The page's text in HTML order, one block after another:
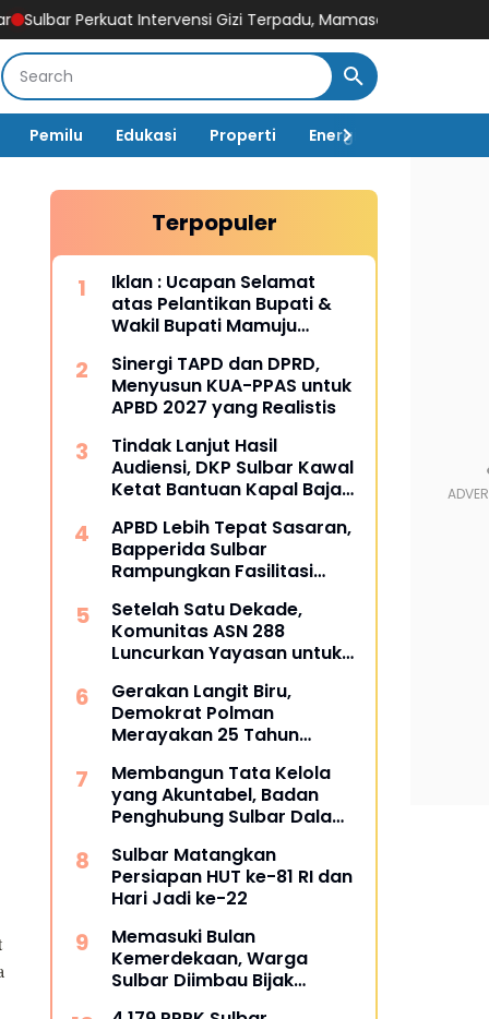
Intervensi Gizi Terpadu, Mamasa Jadi Garda Percepatan
Pemilu Edukasi Properti Energi
Terpopuler
Iklan : Ucapan Selamat
atas Pelantikan Bupati &
Wakil Bupati Mamuju
Sinergi TAPD dan DPRD,
Menyusun KUA-PPAS untuk
APBD 2027 yang Realistis
Tindak Lanjut Hasil
Audiensi, DKP Sulbar Kawal
Ketat Bantuan Kapal Baja
APBD Lebih Tepat Sasaran,
Bapperida Sulbar
Rampungkan Fasilitasi
Setelah Satu Dekade,
Komunitas ASN 288
Luncurkan Yayasan untuk
Kesehatan
Gerakan Langit Biru,
Demokrat Polman
Merayakan 25 Tahun
Pantai Palippis
Membangun Tata Kelola
yang Akuntabel, Badan
Penghubung Sulbar Dalami
Jasa
Sulbar Matangkan
Persiapan HUT ke-81 RI dan
Hari Jadi ke-22
Memasuki Bulan
Kemerdekaan, Warga
Sulbar Diimbau Bijak